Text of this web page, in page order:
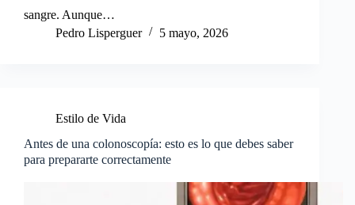
sangre. Aunque…
Pedro Lisperguer
5 mayo, 2026
Estilo de Vida
Antes de una colonoscopía: esto es lo que debes saber
para prepararte correctamente